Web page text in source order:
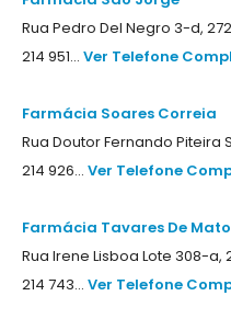
Rua Pedro Del Negro 3-d,
214 951... Ver Telefone
Farmácia Soares Correia
Rua Doutor Fernando Piteira
214 926... Ver Telefone
Farmácia Tavares De
Rua Irene Lisboa Lote 308-a,
214 743... Ver Telefone